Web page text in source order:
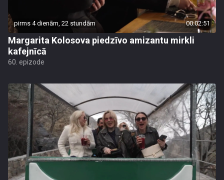
pirms 4 dienām, 22 stundām 00:02:51
Margarita Kolosova piedzīvo amizantu mirkli
kafejnīcā
60. epizode